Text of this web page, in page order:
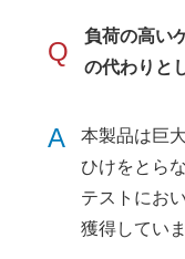
Q
負荷の高い
の代わりと
A
本製品は巨
ひけをとら
テストにお
獲得していま